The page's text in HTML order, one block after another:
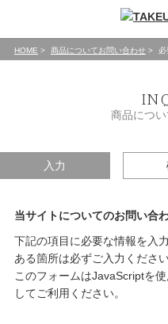
HOME 商品についてお問い合わせ
商品につ
入力
当サイトについてのお問い合
下記の項目に必要な情報を入
ある箇所は必ずご入力ください
このフォームはJavaScriptを
してご利用ください。